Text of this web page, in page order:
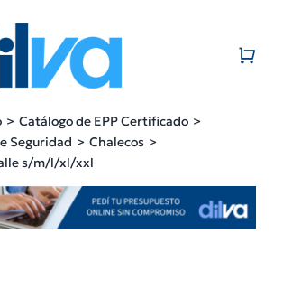
Catálogo de EPP Certificado
Seguridad
Chalecos
s/m/l/xl/xxl